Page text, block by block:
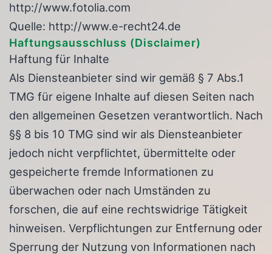
http://www.fotolia.com
Quelle: http://www.e-recht24.de
Haftungsausschluss (Disclaimer)
Haftung für Inhalte
Als Diensteanbieter sind wir gemäß § 7 Abs.1
TMG für eigene Inhalte auf diesen Seiten nach
den allgemeinen Gesetzen verantwortlich. Nach
§§ 8 bis 10 TMG sind wir als Diensteanbieter
jedoch nicht verpflichtet, übermittelte oder
gespeicherte fremde Informationen zu
überwachen oder nach Umständen zu
forschen, die auf eine rechtswidrige Tätigkeit
hinweisen. Verpflichtungen zur Entfernung oder
Sperrung der Nutzung von Informationen nach